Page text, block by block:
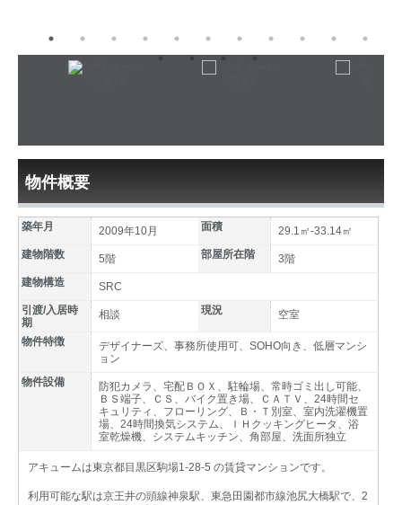
物件概要
築年月 2009年10月 面積
29.1㎡-33.14㎡
建物階数
5階 部屋所在階
3階
建物構造
SRC
引渡/入居時
期
相談 現況 空室
物件特徴
デザイナーズ、事務所使用可、SOHO向き、低層マンシ
ョン
物件設備
防犯カメラ、宅配ＢＯＸ、駐輪場、常時ゴミ出し可能、
ＢＳ端子、ＣＳ、バイク置き場、ＣＡＴＶ、24時間セ
キュリティ、フローリング、Ｂ・Ｔ別室、室内洗濯機置
場、24時間換気システム、ＩＨクッキングヒータ、浴
室乾燥機、システムキッチン、角部屋、洗面所独立
アキュームは東京都目黒区駒場1-28-5 の賃貸マンションです。
利用可能な駅は京王井の頭線神泉駅、東急田園都市線池尻大橋駅で、2